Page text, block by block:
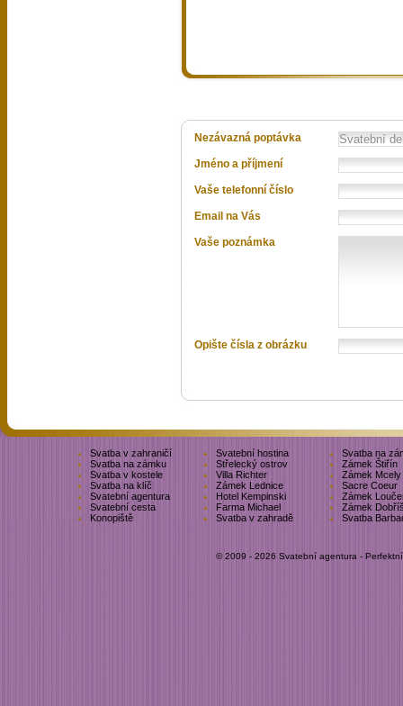
Nezávazná poptávka
Jméno a příjmení
Vaše telefonní číslo
Email na Vás
Vaše poznámka
Opište čísla z obrázku
Svatba v zahraničí Svatební hostina
Svatba na
Svatba na zámku
Střelecký ostrov
Zámek Štiřín
Svatba v kostele
Villa Richter
Zámek Mcely
Svatba na klíč
Zámek Lednice
Sacre Coeur
Svatební agentura
Hotel Kempinski
Zámek
Svatební cesta
Farma Michael
Zámek
Konopiště
Svatba v zahradě Svatba
© 2009 - 2026 Svatební agentura -